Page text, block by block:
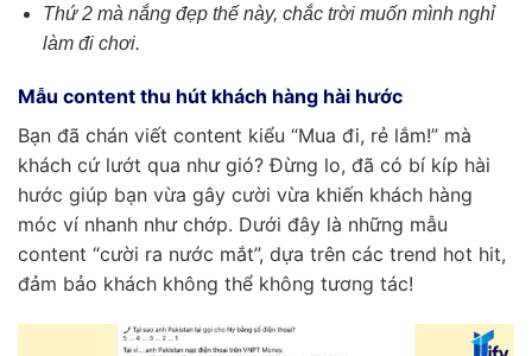
Thứ 2 mà nắng đẹp thế này, chắc trời muốn mình nghỉ
làm đi chơi.
Mẫu content thu hút khách hàng hài hước
Bạn đã chán viết content kiểu “Mua đi, rẻ lắm!” mà
khách cứ lướt qua như gió? Đừng lo, đã có bí kíp hài
hước giúp bạn vừa gây cười vừa khiến khách hàng
móc ví nhanh như chớp. Dưới đây là những mẫu
content “cười ra nước mắt”, dựa trên các trend hot hit,
đảm bảo khách không thể không tương tác!